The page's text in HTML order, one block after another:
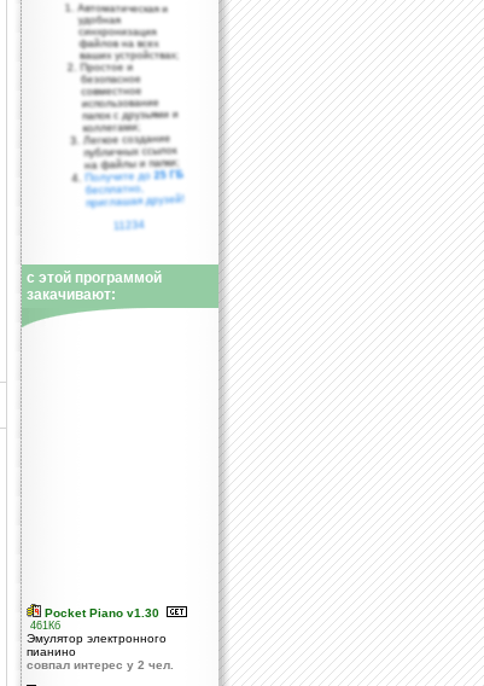
Автоматическая и
удобная
синхронизация
файлов на всех
ваших устройствах;
Простое и
безопасное
совместное
использование
папок с друзьями и
коллегами;
Легкое создание
публичных ссылок
на файлы и папки;
Получите до25 ГБ
бесплатно,
приглашая друзей!
11234
с этой программой
закачивают:
Pocket Piano v1.30
461Кб
Эмулятор электронного
пианино
совпал интерес у 2 чел.